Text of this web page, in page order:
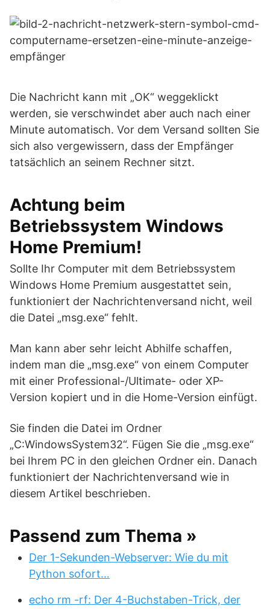
Die Nachricht kann mit „OK“ weggeklickt
werden, sie verschwindet aber auch nach einer
Minute automatisch. Vor dem Versand sollten Sie
sich also vergewissern, dass der Empfänger
tatsächlich an seinem Rechner sitzt.
Achtung beim
Betriebssystem Windows
Home Premium!
Sollte Ihr Computer mit dem Betriebssystem
Windows Home Premium ausgestattet sein,
funktioniert der Nachrichtenversand nicht, weil
die Datei „msg.exe“ fehlt.
Man kann aber sehr leicht Abhilfe schaffen,
indem man die „msg.exe“ von einem Computer
mit einer Professional-/Ultimate- oder XP-
Version kopiert und in die Home-Version einfügt.
Sie finden die Datei im Ordner
„C:WindowsSystem32“. Fügen Sie die „msg.exe“
bei Ihrem PC in den gleichen Ordner ein. Danach
funktioniert der Nachrichtenversand wie in
diesem Artikel beschrieben.
Passend zum Thema »
Der 1-Sekunden-Webserver: Wie du mit
Python sofort…
echo rm -rf: Der 4-Buchstaben-Trick, der